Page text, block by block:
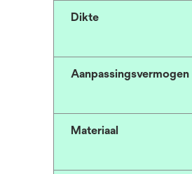
Dikte
Aanpassingsvermogen
Materiaal